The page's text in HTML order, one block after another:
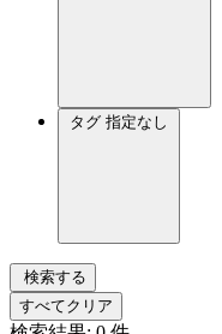
タグ 指定なし
検索する
すべてクリア